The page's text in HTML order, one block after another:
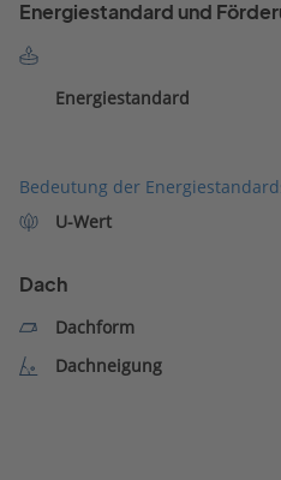
Energiestandard und
Energiestandard
Bedeutung der
U-Wert
Dach
Dachform
Dachneigung